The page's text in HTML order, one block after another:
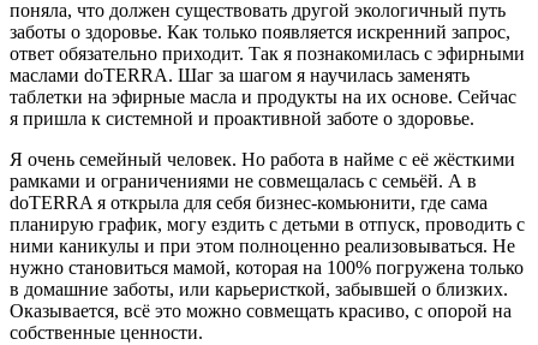
поняла, что должен существовать другой экологичный путь
заботы о здоровье. Как только появляется искренний запрос,
ответ обязательно приходит. Так я познакомилась с эфирными
маслами doTERRA. Шаг за шагом я научилась заменять
таблетки на эфирные масла и продукты на их основе. Сейчас
я пришла к системной и проактивной заботе о здоровье.
Я очень семейный человек. Но работа в найме с её жёсткими
рамками и ограничениями не совмещалась с семьёй. А в
doTERRA я открыла для себя бизнес‑комьюнити, где сама
планирую график, могу ездить с детьми в отпуск, проводить с
ними каникулы и при этом полноценно реализовываться. Не
нужно становиться мамой, которая на 100% погружена только
в домашние заботы, или карьеристкой, забывшей о близких.
Оказывается, всё это можно совмещать красиво, с опорой на
собственные ценности.